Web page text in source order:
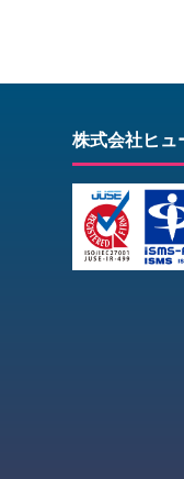
株式会社ヒュ